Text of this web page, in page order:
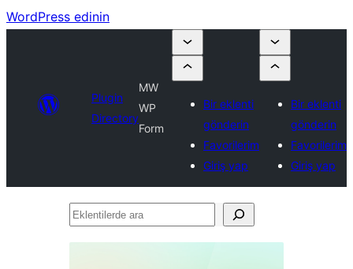
WordPress edinin
Plugin
Directory
MW
WP
Form
Bir eklenti
gönderin
Favorilerim
Giriş yap
Bir eklenti
gönderin
Favorilerim
Giriş yap
Eklentilerde